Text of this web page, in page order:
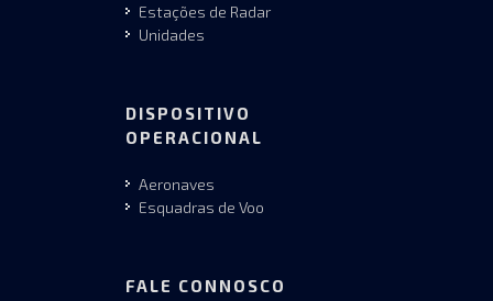
Estações de Radar
Unidades
DISPOSITIVO
OPERACIONAL
Aeronaves
Esquadras de Voo
FALE CONNOSCO